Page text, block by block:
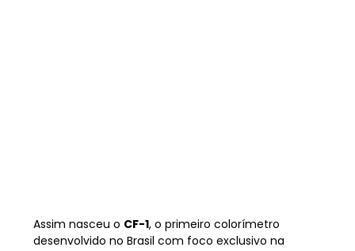
Assim nasceu o CF-1, o primeiro colorímetro
desenvolvido no Brasil com foco exclusivo na